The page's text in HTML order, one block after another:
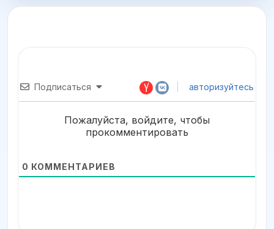
Подписаться авторизуйтесь
Пожалуйста, войдите, чтобы
прокомментировать
0 КОММЕНТАРИЕВ